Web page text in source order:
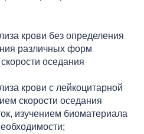
крови без определения
различных форм
оседания
крови с лейкоцитарной
скорости оседания
изучением биоматериала